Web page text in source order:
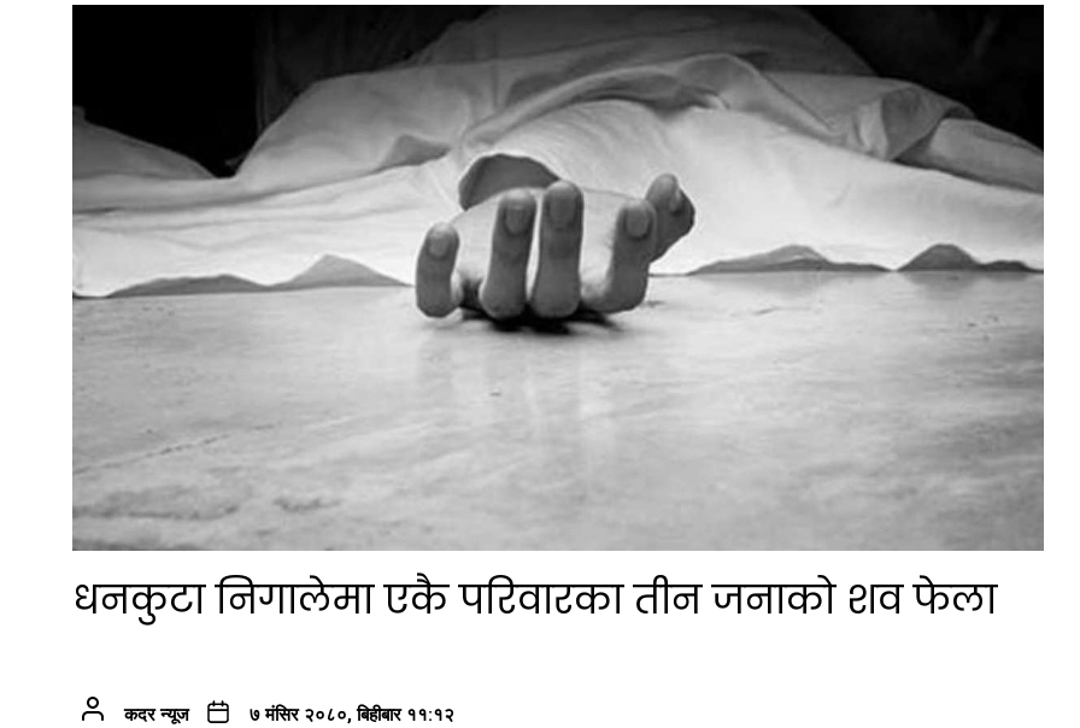
धनकुटा निगालेमा एकै परिवारका तीन जनाको शव फेला
कदर न्यूज ७ मंसिर २०८०, बिहीबार ११:१२